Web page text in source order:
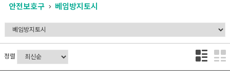
안전보호구 베임방지토시
정렬